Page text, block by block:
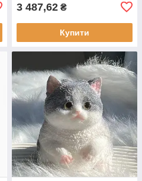
3 487,62 ₴
Купити